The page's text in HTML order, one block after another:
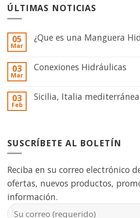
ÚLTIMAS NOTICIAS
05
Mar
¿Que es una Manguera
03
Mar
Conexiones Hidráulicas
03
Feb
Sicilia, Italia mediterránea
SUSCRÍBETE AL BOLETÍN
Reciba en su correo electrónico
ofertas, nuevos productos,
información.